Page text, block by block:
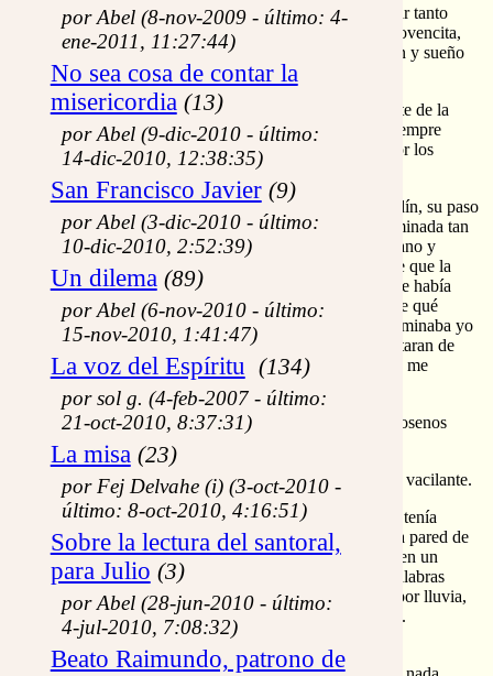
por Abel (8-nov-2009 - último: 4-
ene-2011, 11:27:44)
No sea cosa de contar la
misericordia (13)
por Abel (9-dic-2010 - último:
14-dic-2010, 12:38:35)
San Francisco Javier (9)
por Abel (3-dic-2010 - último:
10-dic-2010, 2:52:39)
Un dilema (89)
por Abel (6-nov-2010 - último:
15-nov-2010, 1:41:47)
La voz del Espíritu (134)
por sol g. (4-feb-2007 - último:
21-oct-2010, 8:37:31)
La misa (23)
por Fej Delvahe (i) (3-oct-2010 -
último: 8-oct-2010, 4:16:51)
Sobre la lectura del santoral,
para Julio (3)
por Abel (28-jun-2010 - último:
4-jul-2010, 7:08:32)
Beato Raimundo, patrono de
¿Cómo podía ella saber tanto de mi; cómo podía amar tanto
hasta mi misma amargura y pena, ella tan inexperta jovencita,
sino porque en aquellos momentos de mi enajenación y sueño
en Nazaret, el Espíritu nos la había hecho madre?
El chirriar del cerrojo de mi jardín, me sacó de repente de la
concentración y éxtasis que embargaba mi pecho. Siempre
medio despistado este Jordi, además de enajenado por los
misterios de aquella jovencita madre:
¿Que pasaba? Un poco antes ya de acercarnos al jardín, su paso
se había convertido en vacilante, y ahora su cara iluminada tan
sólo por la luna, estaba realmente pálida. Le así la mano y
también estaba algo fría. Entonces caí en la cuenta de que la
Palabra era realmente niñito en su seno. ¿Cómo se me había
ocurrido permitirle un viaje así, sin tener yo ni idea de qué
podía pasarle a una madre recién estrenada? me recriminaba yo
mismo, pero sin que ni mi carazón ni su carita lamentaran de
verdad le fecundidad de aquel camino: pálida y todo, me
sonreía.
Entramos en el jardín pisando hierbas altas y pegándosenos
semillas en el calzado.
-¿No será mejor sentarse en esta piedra? Le pregunté vacilante.
Era una piedra bastante grande, plana, y que además tenía
historia. Hacía tiempo que se había desprendido de la pared de
la cerca cuando yo pasaba, y justito fue si no resulta en un
grave accidente. Yo le había dedicado una cuantas palabras
gordas, y allí se había quedado estorbando, azotada por lluvia,
sol y viento, bien impasible ella, como desafiándome.
¿Quién podía haber jamás sospechado que se estaba